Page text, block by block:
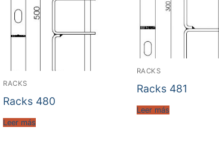
RACKS
Racks 480
Leer más
RACKS
Racks 481
Leer más